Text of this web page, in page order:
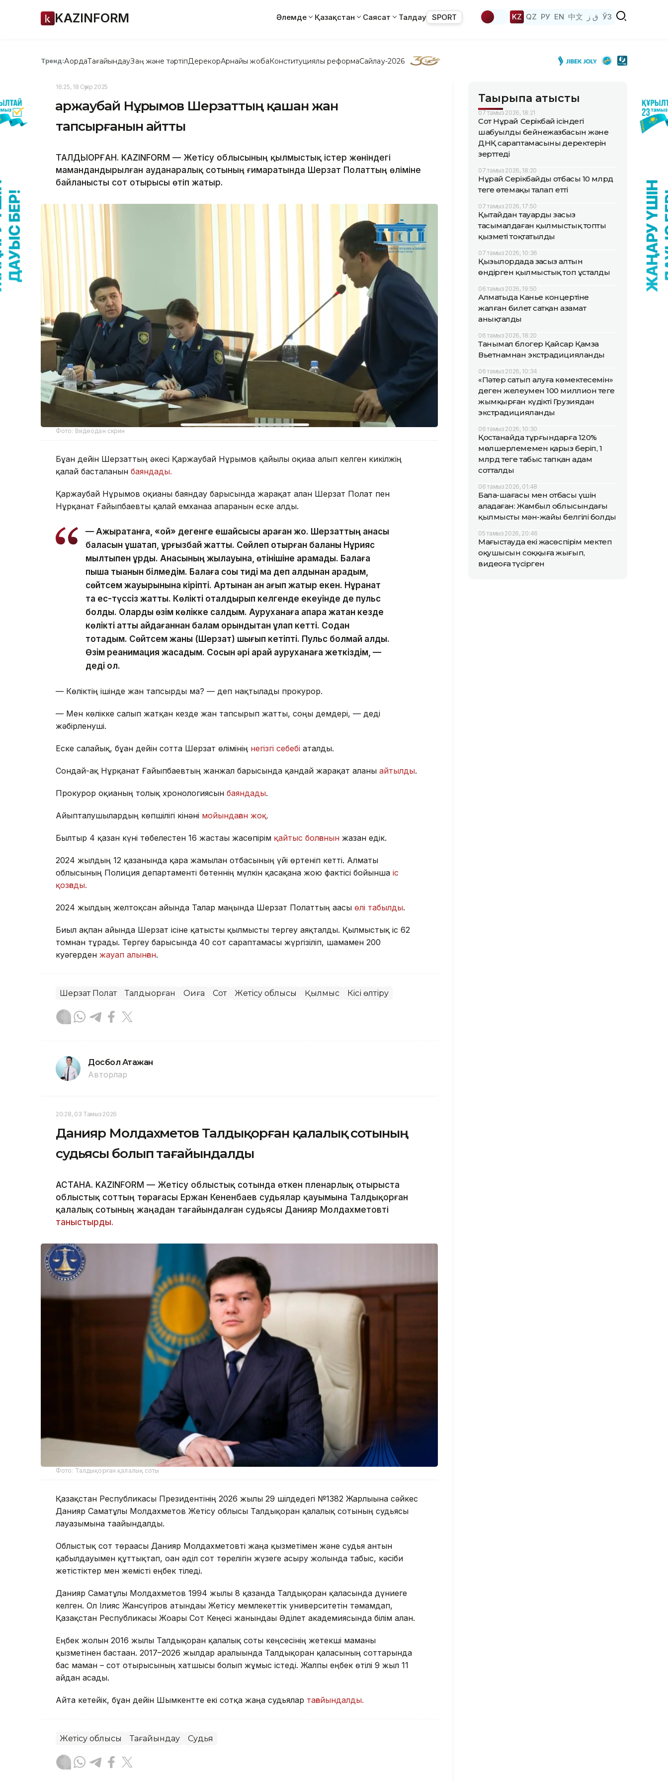
KAZINFORM Әлемде Қазақстан Саясат Талдау SPORT KZ QZ РУ EN 中文 ق ز ЎЗ
Тренд:АқордаТағайындауЗаң және тәртіпДерекқорАрнайы жобаКонституциялық реформаСайлау-2026
16:25, 18 Сәуір 2025
Қаржаубай Нұрымов Шерзаттың қашан жан
тапсырғанын айтты
ТАЛДЫҚОРҒАН. KAZINFORM — Жетісу облысының қылмыстық істер жөніндегі
мамандандырылған ауданаралық сотының ғимаратында Шерзат Полаттың өліміне
байланысты сот отырысы өтіп жатыр.
Фото: Видеодан скрин
Бұған дейін Шерзаттың әкесі Қаржаубай Нұрымов қайғылы оқиғаға алып келген кикілжің
қалай басталғанын баяндады.
Қаржаубай Нұрымов оқиғаны баяндау барысында жарақат алған Шерзат Полат пен
Нұрқанат Ғайыпбаевты қалай емханаға апарғанын еске алды.
— Ажыратқанға, «қой» дегенге ешқайсысы қараған жоқ. Шерзаттың анасы
баласын құшақтап, ұрғызбай жатты. Сөйлеп отырған баланы Нұрқияс
мылтықпен ұрды. Анасының жылауына, өтінішіне қарамады. Балаға
пышақ тыққанын білмедім. Балаға соққы тиді ма деп алдынан қарадым,
сөйтсем жауырынына кіріпті. Артынан қан ағып жатыр екен. Нұрқанат
та ес-түссіз жатты. Көлікті оталдырып келгенде екеуінде де пульс
болды. Оларды өзім көлікке салдым. Ауруханаға апара жатқан кезде
көлікті қатты айдағаннан балам орындықтан құлап кетті. Содан
тоқтадым. Сөйтсем жаны (Шерзат) шығып кетіпті. Пульс болмай қалды.
Өзім реанимация жасадым. Сосын әрі қарай ауруханаға жеткіздім, —
деді ол.
— Көліктің ішінде жан тапсырды ма? — деп нақтылады прокурор.
— Мен көлікке салып жатқан кезде жан тапсырып жатты, соңғы демдері, — деді
жәбірленуші.
Еске салайық, бұған дейін сотта Шерзат өлімінің негізгі себебі аталды.
Сондай-ақ Нұрқанат Ғайыпбаевтың жанжал барысында қандай жарақат алғаны айтылды.
Прокурор оқиғаның толық хронологиясын баяндады.
Айыпталушылардың көпшілігі кінәні мойындаған жоқ.
Былтыр 4 қазан күні төбелестен 16 жастағы жасөпірім қайтыс болғанын жазған едік.
2024 жылдың 12 қазанында қара жамылған отбасының үйі өртеніп кетті. Алматы
облысының Полиция департаменті бөтеннің мүлкін қасақана жою фактісі бойынша іс
қозғады.
2024 жылдың желтоқсан айында Талғар маңында Шерзат Полаттың ағасы өлі табылды.
Биыл ақпан айында Шерзат ісіне қатысты қылмысты тергеу аяқталды. Қылмыстық іс 62
томнан тұрады. Тергеу барысында 40 сот сараптамасы жүргізіліп, шамамен 200
куәгерден жауап алынған.
Шерзат Полат Талдықорған Оқиға Сот Жетісу облысы Қылмыс Кісі өлтіру
Досбол Атажан
Авторлар
20:28, 03 Тамыз 2026
Данияр Молдахметов Талдықорған қалалық сотының
судьясы болып тағайындалды
АСТАНА. KAZINFORM — Жетісу облыстық сотында өткен пленарлық отырыста
облыстық соттың төрағасы Ержан Кененбаев судьялар қауымына Талдықорған
қалалық сотының жаңадан тағайындалған судьясы Данияр Молдахметовті
таныстырды.
Фото: Талдықорған қалалық соты
Қазақстан Республикасы Президентінің 2026 жылғы 29 шілдедегі №1382 Жарлығына сәйкес
Данияр Саматұлы Молдахметов Жетісу облысы Талдықорған қалалық сотының судьясы
лауазымына тағайындалды.
Облыстық сот төрағасы Данияр Молдахметовті жаңа қызметімен және судья антын
қабылдауымен құттықтап, оған әділ сот төрелігін жүзеге асыру жолында табыс, кәсіби
жетістіктер мен жемісті еңбек тіледі.
Данияр Саматұлы Молдахметов 1994 жылғы 8 қазанда Талдықорған қаласында дүниеге
келген. Ол Ілияс Жансүгіров атындағы Жетісу мемлекеттік университетін тәмамдап,
Қазақстан Республикасы Жоғары Сот Кеңесі жанындағы Әділет академиясында білім алған.
Еңбек жолын 2016 жылы Талдықорған қалалық соты кеңсесінің жетекші маманы
қызметінен бастаған. 2017–2026 жылдар аралығында Талдықорған қаласының соттарында
бас маман – сот отырысының хатшысы болып жұмыс істеді. Жалпы еңбек өтілі 9 жыл 11
айдан асады.
Айта кетейік, бұған дейін Шымкентте екі сотқа жаңа судьялар тағайындалды.
Жетісу облысы Тағайындау Судья
Тақырыпқа қатысты
07 тамыз 2026, 18:21
Сот Нұрай Серікбай ісіндегі
шабуылдың бейнежазбасын және
ДНҚ сараптамасының деректерін
зерттеді
07 тамыз 2026, 18:20
Нұрай Серікбайдың отбасы 10 млрд
теңге өтемақы талап етті
07 тамыз 2026, 17:50
Қытайдан тауарды заңсыз
тасымалдаған қылмыстық топтың
қызметі тоқтатылды
07 тамыз 2026, 10:36
Қызылордада заңсыз алтын
өндірген қылмыстық топ ұсталды
06 тамыз 2026, 19:50
Алматыда Канье концертіне
жалған билет сатқан азамат
анықталды
06 тамыз 2026, 18:20
Танымал блогер Қайсар Қамза
Вьетнамнан экстрадицияланды
06 тамыз 2026, 10:34
«Пәтер сатып алуға көмектесемін»
деген желеумен 100 миллион теңге
жымқырған күдікті Грузиядан
экстрадицияланды
06 тамыз 2026, 10:30
Қостанайда тұрғындарға 120%
мөлшерлемемен қарыз беріп, 1
млрд теңге табыс тапқан адам
сотталды
06 тамыз 2026, 01:48
Бала-шағасы мен отбасы үшін
алаңдаған: Жамбыл облысындағы
қылмыстың мән-жайы белгілі болды
05 тамыз 2026, 20:46
Маңғыстауда екі жасөспірім мектеп
оқушысын соққыға жығып,
видеоға түсірген